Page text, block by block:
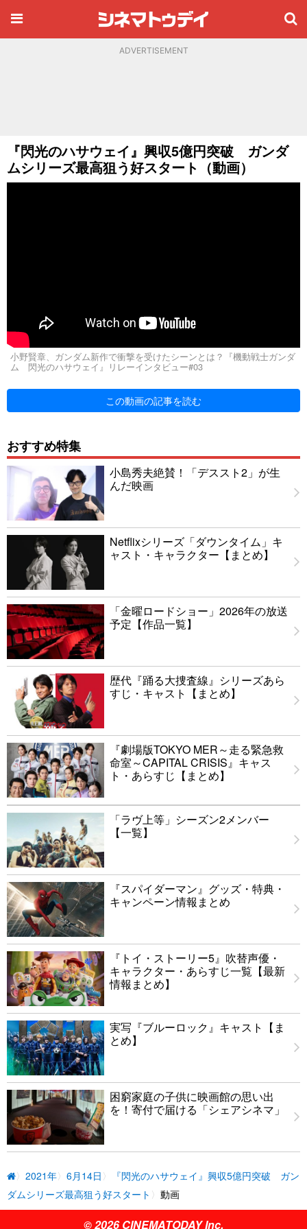
ADVERTISEMENT
『閃光のハサウェイ』興収5億円突破 ガンダ
ムシリーズ最高狙う好スタート（動画）
小野賢章、ガンダム新作で衝撃を受けたシーンとは？『機動戦士ガンダ
ム 閃光のハサウェイ』リレーインタビュー#03
この動画の記事を読む
おすすめ特集
小島秀夫絶賛！「デススト2」が生
んだ映画
Netflixシリーズ「ダウンタイム」キ
ャスト・キャラクター【まとめ】
「金曜ロードショー」2026年の放送
予定【作品一覧】
歴代『踊る大捜査線』シリーズあら
すじ・キャスト【まとめ】
『劇場版TOKYO MER～走る緊急救
命室～CAPITAL CRISIS』キャス
ト・あらすじ【まとめ】
「ラヴ上等」シーズン2メンバー
【一覧】
『スパイダーマン』グッズ・特典・
キャンペーン情報まとめ
『トイ・ストーリー5』吹替声優・
キャラクター・あらすじ一覧【最新
情報まとめ】
実写『ブルーロック』キャスト【ま
とめ】
困窮家庭の子供に映画館の思い出
を！寄付で届ける「シェアシネマ」
2021年 6月14日
『閃光のハサウェイ』興収5億円突破 ガン
ダムシリーズ最高狙う好スタート
動画
© 2026 CINEMATODAY Inc.